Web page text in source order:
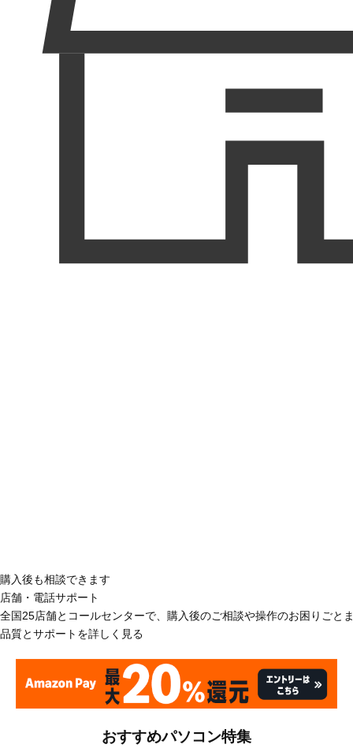
購入後も相談できます
店舗・電話サポート
全国25店舗とコールセンターで、購入後のご相談や操作のお困りごと
品質とサポートを詳しく見る
おすすめパソコン特集